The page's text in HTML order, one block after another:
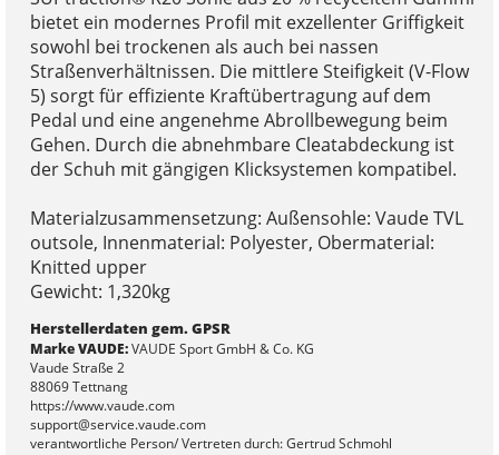
bietet ein modernes Profil mit exzellenter Griffigkeit
sowohl bei trockenen als auch bei nassen
Straßenverhältnissen. Die mittlere Steifigkeit (V-Flow
5) sorgt für effiziente Kraftübertragung auf dem
Pedal und eine angenehme Abrollbewegung beim
Gehen. Durch die abnehmbare Cleatabdeckung ist
der Schuh mit gängigen Klicksystemen kompatibel.
Materialzusammensetzung: Außensohle: Vaude TVL
outsole, Innenmaterial: Polyester, Obermaterial:
Knitted upper
Gewicht: 1,320kg
Herstellerdaten gem. GPSR
Marke VAUDE:VAUDE Sport GmbH & Co. KG
Vaude Straße 2
88069 Tettnang
https://www.vaude.com
support@service.vaude.com
verantwortliche Person/ Vertreten durch: Gertrud Schmohl